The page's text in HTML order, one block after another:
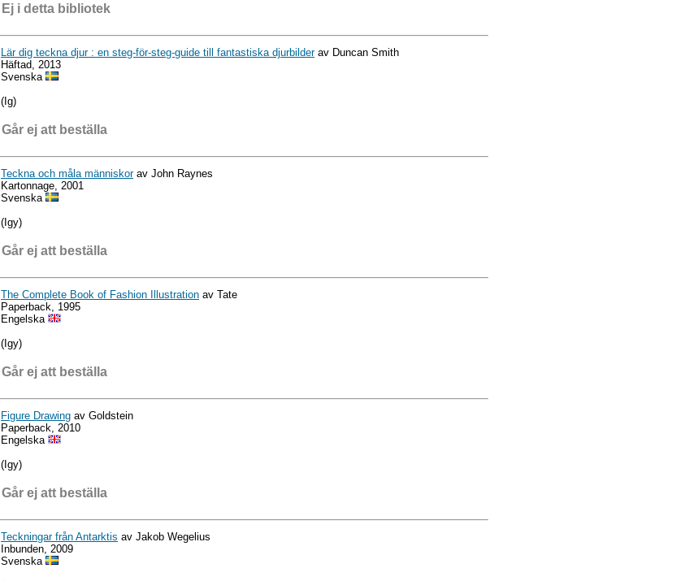
Ej i detta bibliotek
Lär dig teckna djur : en steg-för-steg-guide till fantastiska djurbilderav Duncan Smith
Häftad, 2013
Svenska
(Ig)
Går ej att beställa
Teckna och måla människorav John Raynes
Kartonnage, 2001
Svenska
(Igy)
Går ej att beställa
The Complete Book of Fashion Illustration av Tate
Paperback, 1995
Engelska
(Igy)
Går ej att beställa
Figure Drawing av Goldstein
Paperback, 2010
Engelska
(Igy)
Går ej att beställa
Teckningar från Antarktis av Jakob Wegelius
Inbunden, 2009
Svenska